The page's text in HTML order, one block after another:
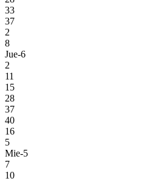
33
37
2
8
Jue-6
2
11
15
28
37
40
16
5
Mie-5
7
10